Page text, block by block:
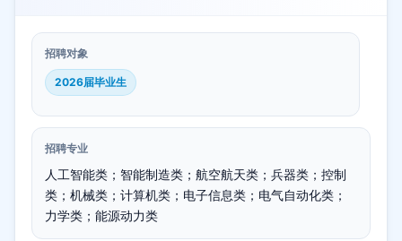
招聘对象
2026届毕业生
招聘专业
人工智能类；智能制造类；航空航天类；兵器类；控制
类；机械类；计算机类；电子信息类；电气自动化类；
力学类；能源动力类